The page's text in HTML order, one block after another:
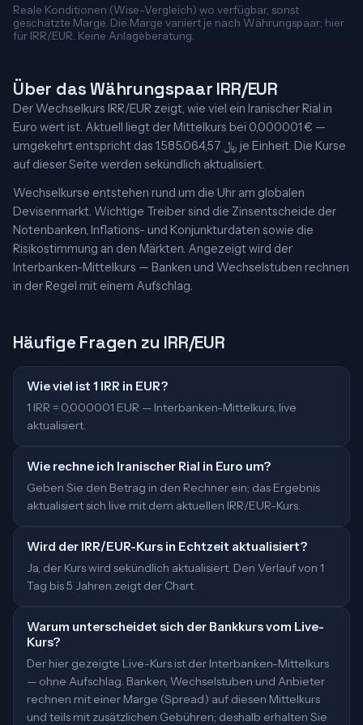
Reale Konditionen (Wise-Vergleich) wo verfügbar, sonst
geschätzte Marge. Die Marge variiert je nach Währungspaar; hier
für IRR/EUR. Keine Anlageberatung.
Über das Währungspaar IRR/EUR
Der Wechselkurs IRR/EUR zeigt, wie viel ein Iranischer Rial in
Euro wert ist. Aktuell liegt der Mittelkurs bei 0,000001 € —
umgekehrt entspricht das 1.585.064,57 ﷼ je Einheit. Die Kurse
auf dieser Seite werden sekündlich aktualisiert.
Wechselkurse entstehen rund um die Uhr am globalen
Devisenmarkt. Wichtige Treiber sind die Zinsentscheide der
Notenbanken, Inflations- und Konjunkturdaten sowie die
Risikostimmung an den Märkten. Angezeigt wird der
Interbanken-Mittelkurs — Banken und Wechselstuben rechnen
in der Regel mit einem Aufschlag.
Häufige Fragen zu IRR/EUR
Wie viel ist 1 IRR in EUR?
1 IRR = 0,000001 EUR — Interbanken-Mittelkurs, live
aktualisiert.
Wie rechne ich Iranischer Rial in Euro um?
Geben Sie den Betrag in den Rechner ein; das Ergebnis
aktualisiert sich live mit dem aktuellen IRR/EUR-Kurs.
Wird der IRR/EUR-Kurs in Echtzeit aktualisiert?
Ja, der Kurs wird sekündlich aktualisiert. Den Verlauf von 1
Tag bis 5 Jahren zeigt der Chart.
Warum unterscheidet sich der Bankkurs vom Live-
Kurs?
Der hier gezeigte Live-Kurs ist der Interbanken-Mittelkurs
— ohne Aufschlag. Banken, Wechselstuben und Anbieter
rechnen mit einer Marge (Spread) auf diesen Mittelkurs
und teils mit zusätzlichen Gebühren; deshalb erhalten Sie